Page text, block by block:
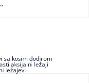
sa kosim dodirom
aksijalni ležaji
ležajevi